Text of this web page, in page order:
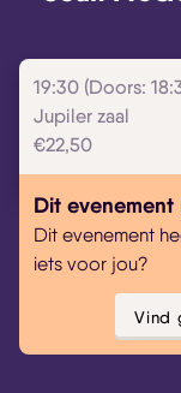
19:30 (Doors:
Jupiler zaal
€22,50
Dit
Dit evenement
iets voor jou?
Vind